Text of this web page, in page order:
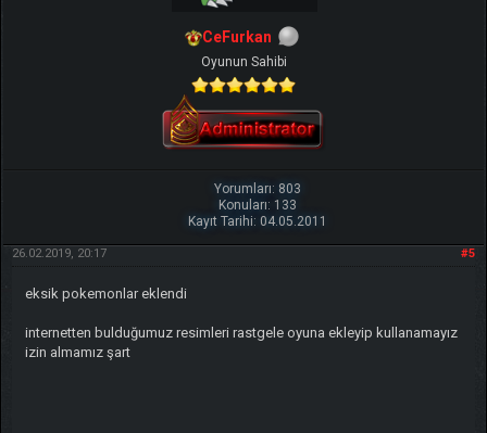
CeFurkan
Oyunun Sahibi
Yorumları: 803
Konuları: 133
Kayıt Tarihi: 04.05.2011
#5
26.02.2019, 20:17
eksik pokemonlar eklendi
internetten bulduğumuz resimleri rastgele oyuna ekleyip kullanamayız
izin almamız şart